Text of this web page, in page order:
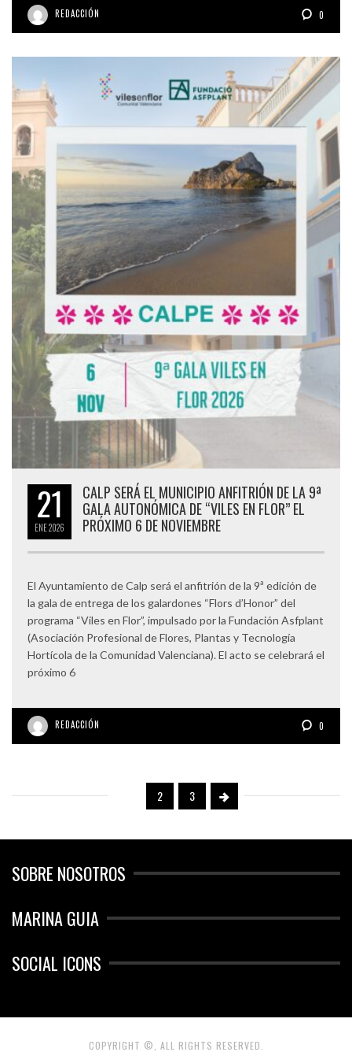
REDACCIÓN 0
21
ENE2026
CALP SERÁ EL MUNICIPIO ANFITRIÓN DE LA 9ª
GALA AUTONÓMICA DE “VILES EN FLOR” EL
PRÓXIMO 6 DE NOVIEMBRE
El Ayuntamiento de Calp será el anfitrión de la 9ª edición de
la gala de entrega de los galardones “Flors d’Honor” del
programa “Viles en Flor”, impulsado por la Fundación Asfplant
(Asociación Profesional de Flores, Plantas y Tecnología
Hortícola de la Comunidad Valenciana). El acto se celebrará el
próximo 6
REDACCIÓN 0
2 3
SOBRE NOSOTROS
MARINA GUIA
SOCIAL ICONS
COPYRIGHT ©, ALL RIGHTS RESERVED.